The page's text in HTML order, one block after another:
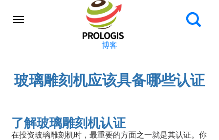
博客
玻璃雕刻机应该具备哪些认证
了解玻璃雕刻机认证
在投资玻璃雕刻机时，最重要的方面之一就是其认证。你